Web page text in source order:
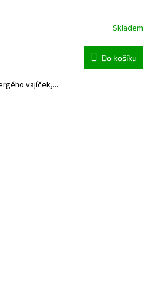
Skladem
Do košíku
vajíček,...